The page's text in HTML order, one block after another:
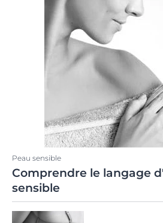
Peau sensible
Comprendre le langage
sensible